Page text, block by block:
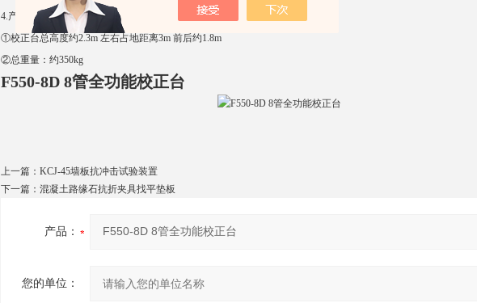
4.产品外观及重量
①校正台总高度约2.3m 左右占地距离3m 前后约1.8m
②总重量：约350kg
F550-8D 8管全功能校正台
上一篇： KCJ-45墙板抗冲击试验装置
下一篇： 混凝土路缘石抗折夹具找平垫板
产品：
您的单位：